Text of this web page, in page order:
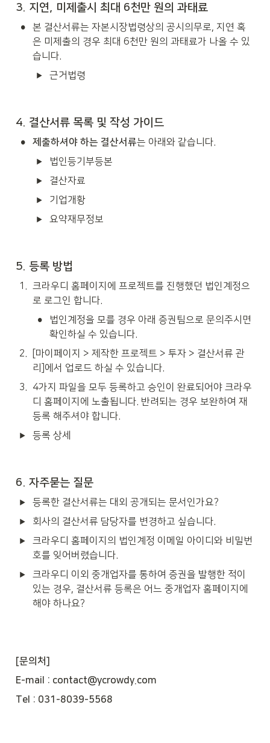
3. 지연, 미제출시 최대 6천만 원의 과태료
•
본 결산서류는 자본시장법령상의 공시의무로, 지연 혹
은 미제출의 경우 최대 6천만 원의 과태료가 나올 수 있
습니다.
근거법령
4. 결산서류 목록 및 작성 가이드
• 제출하셔야 하는 결산서류는 아래와 같습니다.
법인등기부등본
결산자료
기업개황
요약재무정보
5. 등록 방법
1 . 크라우디 홈페이지에 프로젝트를 진행했던 법인계정으
로 로그인 합니다.
•
법인계정을 모를 경우 아래 증권팀으로 문의주시면
확인하실 수 있습니다.
2.
[마이페이지 > 제작한 프로젝트 > 투자 > 결산서류 관
리]에서 업로드 하실 수 있습니다.
3.
4가지 파일을 모두 등록하고 승인이 완료되어야 크라우
디 홈페이지에 노출됩니다. 반려되는 경우 보완하여 재
등록 해주셔야 합니다.
등록 상세
6. 자주묻는 질문
등록한 결산서류는 대외 공개되는 문서인가요?
회사의 결산서류 담당자를 변경하고 싶습니다.
크라우디 홈페이지의 법인계정 이메일 아이디와 비밀번
호를 잊어버렸습니다.
크라우디 이외 중개업자를 통하여 증권을 발행한 적이
있는 경우, 결산서류 등록은 어느 중개업자 홈페이지에
해야 하나요?
[문의처]
E-mail : contact@ycrowdy.com
Tel : 031-8039-5568